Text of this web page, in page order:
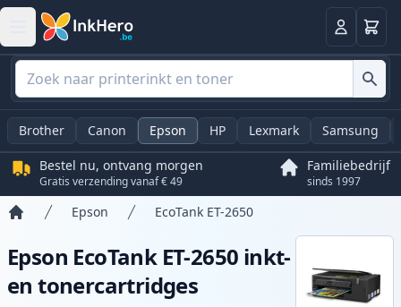
Log in
Brother Canon Epson HP Lexmark Samsung
Bestel nu, ontvang morgen
Gratis verzending vanaf € 49
Familiebedrijf
sinds 1997
Epson EcoTank ET-2650
Epson EcoTank ET-2650 inkt-
en tonercartridges